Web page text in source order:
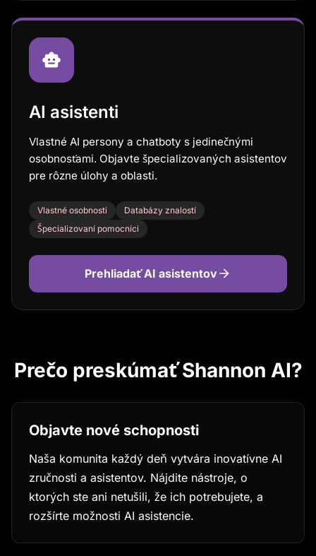
AI asistenti
Vlastné AI persony a chatboty s jedinečnými
osobnosťami. Objavte špecializovaných asistentov
pre rôzne úlohy a oblasti.
Vlastné osobnosti
Databázy znalostí
Špecializovaní pomocníci
Prehliadať AI asistentov
Prečo preskúmať Shannon AI?
Objavte nové schopnosti
Naša komunita každý deň vytvára inovatívne AI
zručnosti a asistentov. Nájdite nástroje, o
ktorých ste ani netušili, že ich potrebujete, a
rozšírte možnosti AI asistencie.